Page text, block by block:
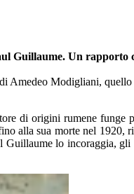
Guillaume. Un rapporto
Amedeo Modigliani,
di origini rumene funge
alla sua morte nel 1920,
lo incoraggia,